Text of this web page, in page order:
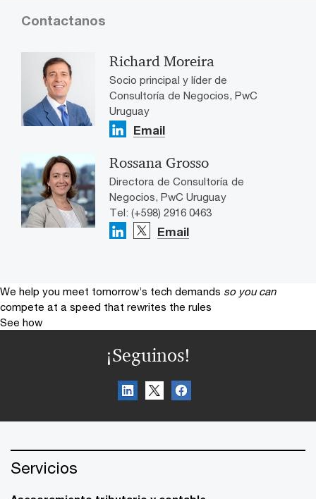
Contactanos
Richard Moreira
Socio principal y líder de
Consultoría de Negocios, PwC
Uruguay
Email
Rossana Grosso
Directora de Consultoría de
Negocios, PwC Uruguay
Tel: (+598) 2916 0463
Email
We help you meet tomorrow’s tech demands so you can
compete at a speed that rewrites the rules
See how
¡Seguinos!
Servicios